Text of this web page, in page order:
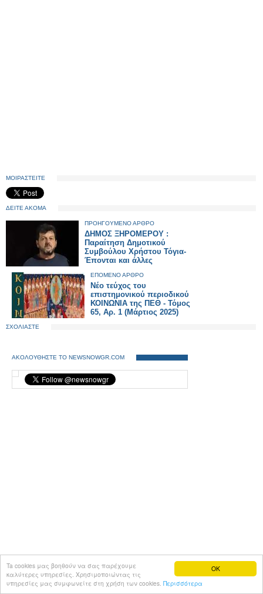
OK
Ta cookies μας βοηθούν να σας παρέχουμε
καλύτερες υπηρεσίες. Χρησιμοποιώντας τις
υπηρεσίες μας συμφωνείτε στη χρήση των cookies. Περισσότερα
ΜΟΙΡΑΣΤΕΙΤΕ
ΔΕΙΤΕ ΑΚΟΜΑ
ΠΡΟΗΓΟΥΜΕΝΟ ΑΡΘΡΟ
ΔΗΜΟΣ ΞΗΡΟΜΕΡΟΥ :
Παραίτηση Δημοτικού
Συμβούλου Χρήστου Τόγια-
Έπονται και άλλες
ΕΠΟΜΕΝΟ ΑΡΘΡΟ
Νέο τεύχος του
επιστημονικού περιοδικού
ΚΟΙΝΩΝΙΑ της ΠΕΘ - Τόμος
65, Αρ. 1 (Μάρτιος 2025)
ΣΧΟΛΙΑΣΤΕ
ΑΚΟΛΟΥΘΗΣΤΕ ΤΟ NEWSNOWGR.COM